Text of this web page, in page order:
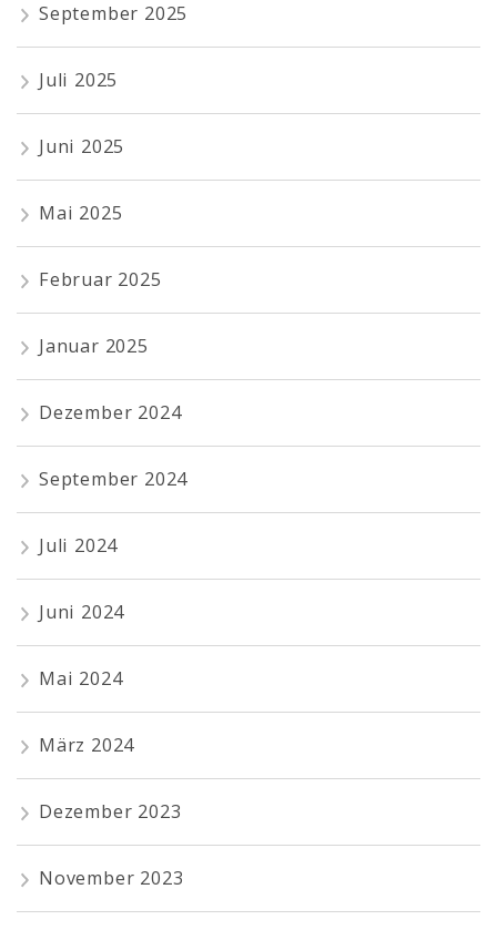
September 2025
Juli 2025
Juni 2025
Mai 2025
Februar 2025
Januar 2025
Dezember 2024
September 2024
Juli 2024
Juni 2024
Mai 2024
März 2024
Dezember 2023
November 2023